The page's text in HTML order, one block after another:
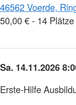
46562 Voerde,
50,00 € - 14
Sa. 14.11.2026
Erste-Hilfe